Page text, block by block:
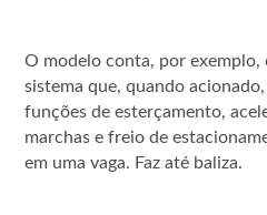
O modelo conta, por exemplo,
sistema que, quando
funções de esterçamento,
marchas e freio de
em uma vaga. Faz até baliza.